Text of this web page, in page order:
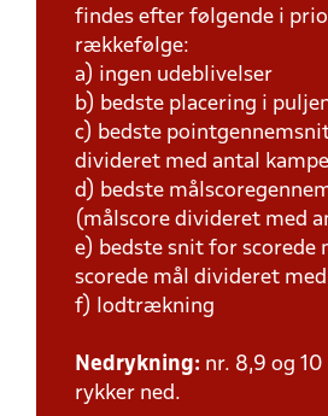
findes efter følgende i
rækkefølge:
a) ingen udeblivelser
b) bedste placering i
c) bedste
divideret med antal
d) bedste
(målscore divideret med
e) bedste snit for scorede
scorede mål divideret
f) lodtrækning
Nedrykning: nr. 8,9 og
rykker ned.